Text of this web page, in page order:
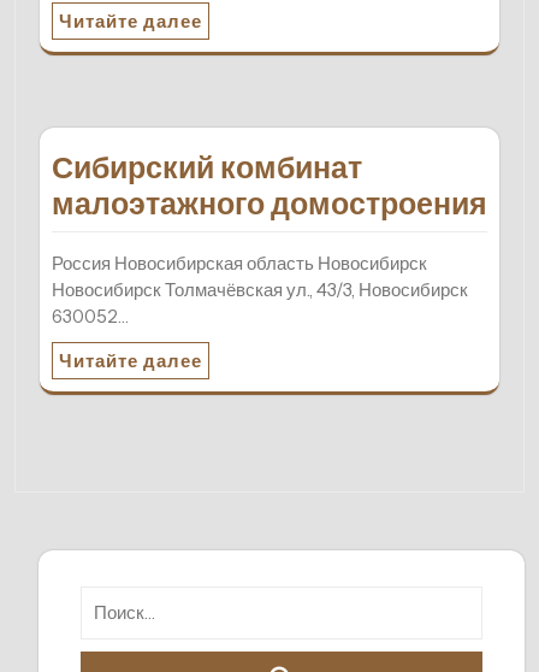
Читайте далее
Сибирский комбинат
малоэтажного домостроения
Россия Новосибирская область Новосибирск
Новосибирск Толмачёвская ул., 43/3, Новосибирск
630052…
Читайте далее